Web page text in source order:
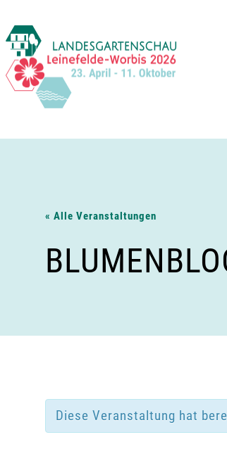
Inhalt
springen
« Alle Veranstaltungen
Diese Veranstaltung hat